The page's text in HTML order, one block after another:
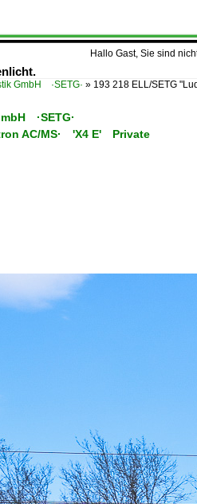
Hallo Gast, Sie sind
GmbH ·SETG· » 193 218 ELL/SETG
·SETG·
AC/MS· 'X4 E' Private